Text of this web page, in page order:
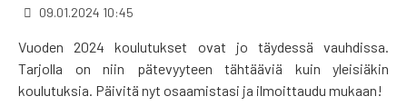
09.01.2024 10:45
Vuoden 2024 koulutukset ovat jo täydessä vauhdissa.
Tarjolla on niin pätevyyteen tähtääviä kuin yleisiäkin
koulutuksia. Päivitä nyt osaamistasi ja ilmoittaudu mukaan!